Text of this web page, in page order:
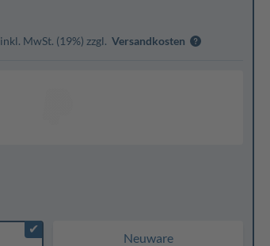
inkl. MwSt. (19%) zzgl. Versandkosten
✔
Neuware